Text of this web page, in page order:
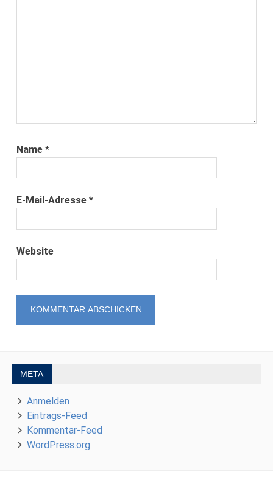
Name*
E-Mail-Adresse*
Website
META
Anmelden
Eintrags-Feed
Kommentar-Feed
WordPress.org